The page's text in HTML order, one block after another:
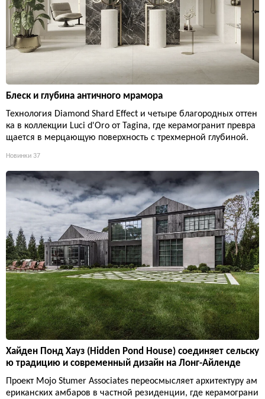
Блеск и глубина античного мрамора
Технология Diamond Shard Effect и четыре благородных оттен
ка в коллекции Luci d'Oro от Tagina, где керамогранит превра
щается в мерцающую поверхность с трехмерной глубиной.
Новинки 37
Хайден Понд Хауз (Hidden Pond House) соединяет сельску
ю традицию и современный дизайн на Лонг-Айленде
Проект Mojo Stumer Associates переосмысляет архитектуру ам
ериканских амбаров в частной резиденции, где керамограни